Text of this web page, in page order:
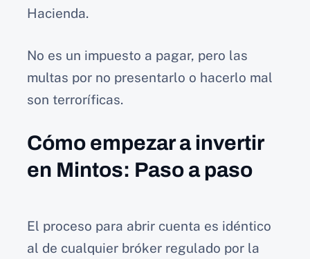
Hacienda.
No es un impuesto a pagar, pero las
multas por no presentarlo o hacerlo mal
son terroríficas.
Cómo empezar a invertir
en Mintos: Paso a paso
El proceso para abrir cuenta es idéntico
al de cualquier bróker regulado por la